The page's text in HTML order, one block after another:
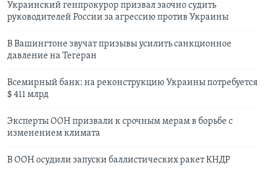
Украинский генпрокурор призвал заочно судить
руководителей России за агрессию против Украины
В Вашингтоне звучат призывы усилить санкционное
давление на Тегеран
Всемирный банк: на реконструкцию Украины потребуется
$ 411 млрд
Эксперты ООН призвали к срочным мерам в борьбе с
изменением климата
В ООН осудили запуски баллистических ракет КНДР